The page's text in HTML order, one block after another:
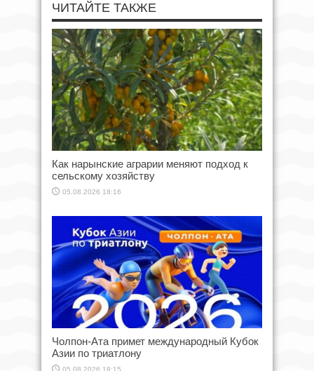
ЧИТАЙТЕ ТАКЖЕ
Как нарынские аграрии меняют подход к
сельскому хозяйству
05.08.2026 18:16
Чолпон-Ата примет международный Кубок
Азии по триатлону
05.08.2026 18:15